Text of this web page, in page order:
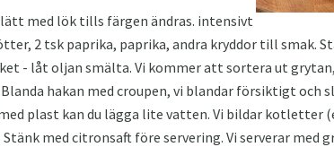
med lök tills färgen ändras. intensivt
2 tsk paprika, paprika, andra kryddor till smak.
- låt oljan smälta. Vi kommer att sortera ut
hakan med croupen, vi blandar försiktigt och
plast kan du lägga lite vatten. Vi bildar kotletter
med citronsaft före servering. Vi serverar med